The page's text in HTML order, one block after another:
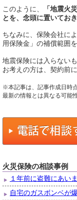
このように、
「地震火
とを、念頭に置いておき
ちなみに、保険会社に
用保険金」の補償範囲
地震保険には入らない
お考えの方は、契約前
※本記事は、記事作成日時
最新の情報とは異なる可能
火災保険の相談事例
１年前に盗難にあい
自宅のガスボンベが